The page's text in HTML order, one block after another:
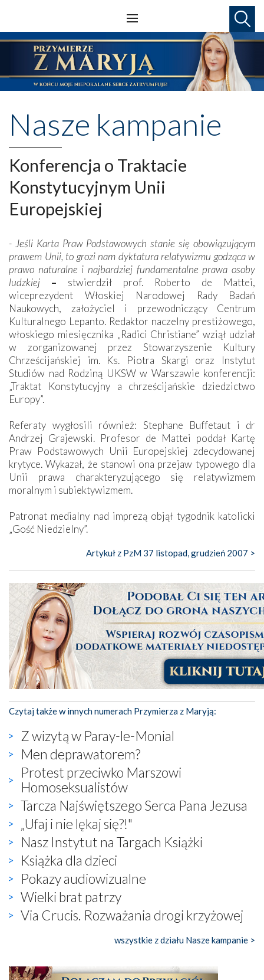
Nasze kampanie
Konferencja o Traktacie
Konstytucyjnym Unii
Europejskiej
- Jeśli Karta Praw Podstawowych stanie się obowiązującym
prawem Unii, to grozi nam dyktatura relatywizmu godząca w
prawo naturalne i najbardziej fundamentalne prawa osoby
ludzkiej – stwierdził prof. Roberto de Mattei,
wiceprezydent Włoskiej Narodowej Rady Badań
Naukowych, założyciel i przewodniczący Centrum
Kulturalnego Lepanto. Redaktor naczelny prestiżowego,
włoskiego miesięcznika „Radici Christiane” wziął udział
w zorganizowanej przez Stowarzyszenie Kultury
Chrześcijańskiej im. Ks. Piotra Skargi oraz Instytut
Studiów nad Rodziną UKSW w Warszawie konferencji:
„Traktat Konstytucyjny a chrześcijańskie dziedzictwo
Europy”.
Referaty wygłosili również: Stephane Buffetaut i dr
Andrzej Grajewski. Profesor de Mattei poddał Kartę
Praw Podstawowych Unii Europejskiej zdecydowanej
krytyce. Wykazał, że stanowi ona przejaw typowego dla
Unii prawa charakteryzującego się relatywizmem
moralnym i subiektywizmem.
Patronat medialny nad imprezą objął tygodnik katolicki
„Gość Niedzielny”.
Artykuł z PzM 37 listopad, grudzień 2007 >
Czytaj także w innych numerach Przymierza z Maryją:
Z wizytą w Paray-le-Monial
Men deprawatorem?
Protest przeciwko Marszowi
Homoseksualistów
Tarcza Najświętszego Serca Pana Jezusa
„Ufaj i nie lękaj się?!"
Nasz Instytut na Targach Książki
Książka dla dzieci
Pokazy audiowizualne
Wielki brat patrzy
Via Crucis. Rozważania drogi krzyżowej
wszystkie z działu Nasze kampanie >